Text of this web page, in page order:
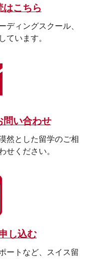
はこちら
ディングスクール、
ています。
問い合わせ
然とした留学のご相
せください。
し込む
ートなど、スイス留